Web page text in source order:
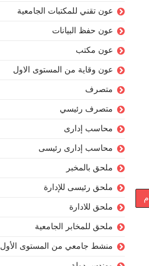
عون تقني للمكتبات الجامعية
عون حفظ البيانات
عون مكتب
عون وقاية من المستوى الاول
متصرف
متصرف رئيسي
محاسب إدارى
محاسب إدارى رئيسى
ملحق بالمخبر
ملحق رئيسى للإدارة
ملحق للادارة
ملحق للمخابر الجامعية
منشط جامعي من المستوى الأول